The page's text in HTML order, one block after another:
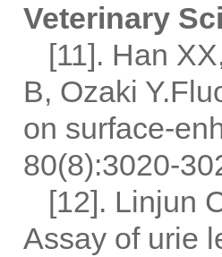
Veterinary
[11]. Han
B, Ozaki
on surface-
80(8):3020-
[12]. Linjun
Assay of urie